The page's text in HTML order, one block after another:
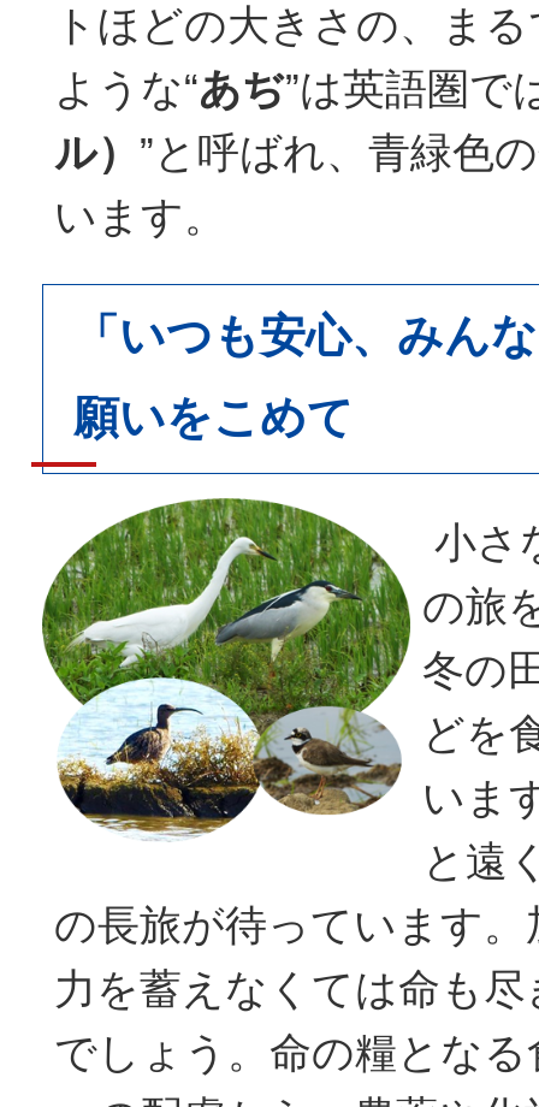
トほどの大きさの、ま
ような“あぢ”は英語圏で
ル） ”と呼ばれ、青緑色
います。
「いつも安心、みん
願いをこめて
小さ
の旅
冬の
どを
いま
と遠
の長旅が待っています
力を蓄えなくては命も
でしょう。命の糧とな